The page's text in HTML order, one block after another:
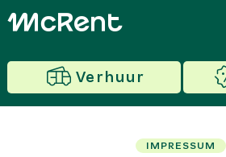
Verhuur
IMPRESSUM